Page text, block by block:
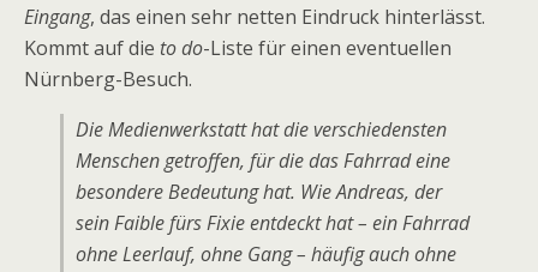
Eingang, das einen sehr netten Eindruck hinterlässt.
Kommt auf die to do-Liste für einen eventuellen
Nürnberg-Besuch.
Die Medienwerkstatt hat die verschiedensten
Menschen getroffen, für die das Fahrrad eine
besondere Bedeutung hat. Wie Andreas, der
sein Faible fürs Fixie entdeckt hat – ein Fahrrad
ohne Leerlauf, ohne Gang – häufig auch ohne